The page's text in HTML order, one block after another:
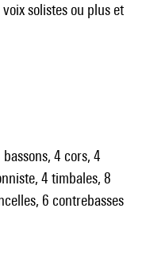
solistes ou plus et
4 cors, 4
4 timbales, 8
6 contrebasses